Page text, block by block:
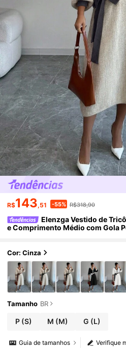
R$143,51 -55% R$318,90
Elenzga Vestido de
e Comprimento Médio com Gola
Cor: Cinza
Tamanho BR
P (S) M (M) G (L)
Verifique
Guia de tamanhos